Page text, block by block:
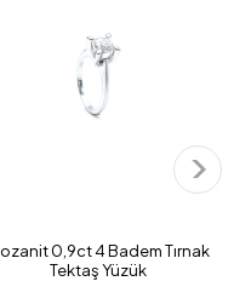
0,9ct 4 Badem Tırnak
Tektaş Yüzük